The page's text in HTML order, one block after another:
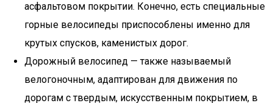
асфальтовом покрытии. Конечно, есть специальные
горные велосипеды приспособлены именно для
крутых спусков, каменистых дорог.
Дорожный велосипед — также называемый
велогоночным, адаптирован для движения по
дорогам с твердым, искусственным покрытием, в